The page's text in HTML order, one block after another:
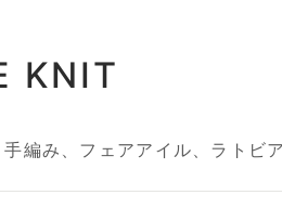
KNIT
編み、フェアアイル、ラトビ